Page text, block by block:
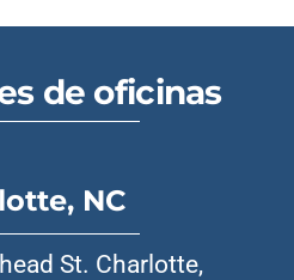
de oficinas
NC
St. Charlotte,